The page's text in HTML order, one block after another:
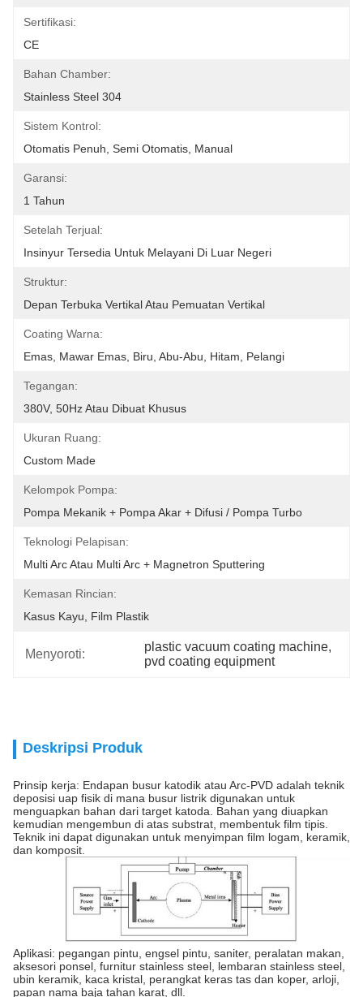
Sertifikasi:
CE
Bahan Chamber:
Stainless Steel 304
Sistem Kontrol:
Otomatis Penuh, Semi Otomatis, Manual
Garansi:
1 Tahun
Setelah Terjual:
Insinyur Tersedia Untuk Melayani Di Luar Negeri
Struktur:
Depan Terbuka Vertikal Atau Pemuatan Vertikal
Coating Warna:
Emas, Mawar Emas, Biru, Abu-Abu, Hitam, Pelangi
Tegangan:
380V, 50Hz Atau Dibuat Khusus
Ukuran Ruang:
Custom Made
Kelompok Pompa:
Pompa Mekanik + Pompa Akar + Difusi / Pompa Turbo
Teknologi Pelapisan:
Multi Arc Atau Multi Arc + Magnetron Sputtering
Kemasan Rincian:
Kasus Kayu, Film Plastik
Menyoroti:
plastic vacuum coating machine,
pvd coating equipment
Deskripsi Produk
Prinsip kerja: Endapan busur katodik atau Arc-PVD adalah teknik
deposisi uap fisik di mana busur listrik digunakan untuk
menguapkan bahan dari target katoda. Bahan yang diuapkan
kemudian mengembun di atas substrat, membentuk film tipis.
Teknik ini dapat digunakan untuk menyimpan film logam, keramik,
dan komposit.
Aplikasi: pegangan pintu, engsel pintu, saniter, peralatan makan,
aksesori ponsel, furnitur stainless steel, lembaran stainless steel,
ubin keramik, kaca kristal, perangkat keras tas dan koper, arloji,
papan nama baja tahan karat, dll.